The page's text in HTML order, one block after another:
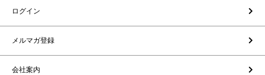
ログイン
メルマガ登録
会社案内